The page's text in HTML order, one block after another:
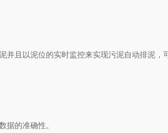
且以泥位的实时监控来实现污泥自动排泥，
的准确性。